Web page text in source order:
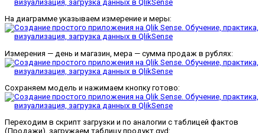
На диаграмме указываем измерение и меры:
Измерения — день и магазин, мера — сумма продаж в рублях:
Сохраняем модель и нажимаем кнопку готово:
Переходим в скрипт загрузки и по аналогии с таблицей фактов
(Продажи), загружаем таблицу продукт.qvd: